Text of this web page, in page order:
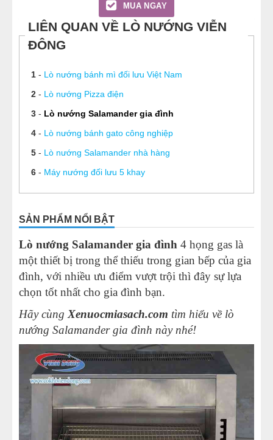
MUA NGAY
LIÊN QUAN VỀ LÒ NƯỚNG VIỄN
ĐÔNG
1- Lò nướng bánh mì đối lưu Việt Nam
2- Lò nướng Pizza điện
3- Lò nướng Salamander gia đình
4- Lò nướng bánh gato công nghiệp
5- Lò nướng Salamander nhà hàng
6- Máy nướng đối lưu 5 khay
SẢN PHẨM NỔI BẬT
Lò nướng Salamander gia đình 4 họng gas là
một thiết bị trong thể thiếu trong gian bếp của gia
đình, với nhiều ưu điểm vượt trội thì đây sự lựa
chọn tốt nhất cho gia đình bạn.
Hãy cùng Xenuocmiasach.com tìm hiểu về lò
nướng Salamander gia đình này nhé!